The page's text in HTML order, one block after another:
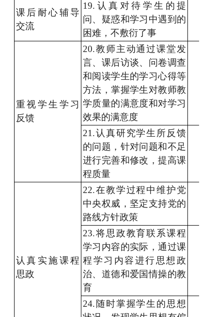
课后 耐心辅导
交流
19.认真对待 学生的提
问、疑惑和学习中遇到的
困难 ，不敷衍了事
重视学生 学习
反馈
20.教师主动通过课堂发
言、课后访谈、问卷调查
和阅读学生的学习心得等
方法 ，掌握学生对教师教
学质量的满意度和对学习
效果的满意度
21 .认真研究学生所反馈
的问题，针对问题和不足
进行完善和修改，提高课
程质量
认真实施课程
思政
22.在教学过程中维护党
中央权威 ，坚定支持党的
路线方针政策
23.将思政教育联系课程
学习内容的实际，通过课
程学习内容进行思想政
治、道德和爱国情操的教
育
24.随时掌握学生的思想